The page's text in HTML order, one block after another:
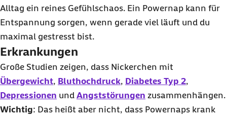
Alltag ein reines Gefühlschaos. Ein Powernap kann für
Entspannung sorgen, wenn gerade viel läuft und du
maximal gestresst bist.
Erkrankungen
Große Studien zeigen, dass Nickerchen mit
Übergewicht, Bluthochdruck, Diabetes Typ 2,
Depressionen und Angststörungen zusammenhängen.
Wichtig: Das heißt aber nicht, dass Powernaps krank